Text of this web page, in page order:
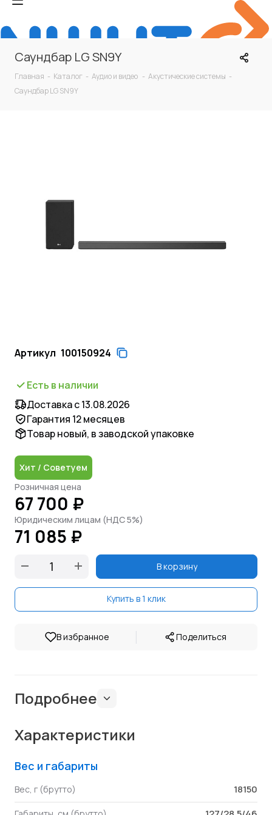
Саундбар LG SN9Y
Главная - Каталог - Аудио и видео - Акустические системы -
Саундбар LG SN9Y
Артикул 100150924
Есть в наличии
Доставка с 13.08.2026
Гарантия 12 месяцев
Товар новый, в заводской упаковке
Хит / Советуем
Розничная цена
67 700 ₽
Юридическим лицам (НДС 5%)
71 085 ₽
В корзину
Купить в 1 клик
В избранное | Поделиться
Подробнее
Характеристики
Вес и габариты
Вес, г (брутто) 18150